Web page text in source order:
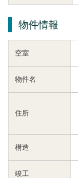
物件情報
空室
物件名
住所
構造
竣工